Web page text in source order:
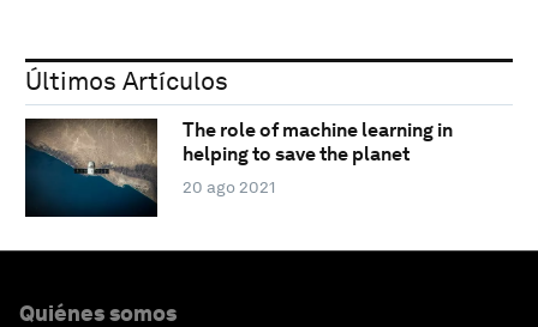
Últimos Artículos
The role of machine learning in
helping to save the planet
20 ago 2021
Quiénes somos